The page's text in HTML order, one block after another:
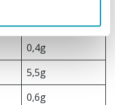
6,1g
0,4g
5,5g
0,6g